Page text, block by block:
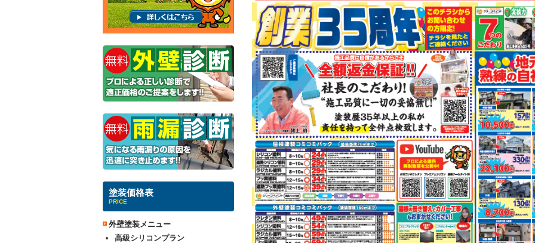
塗装価格表
PRICE
外壁塗装メニュー
高級シリコンプラン